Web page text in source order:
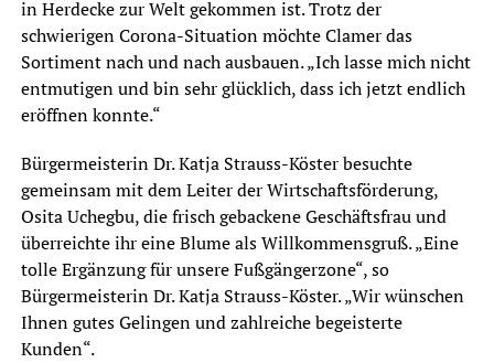
in Herdecke zur Welt gekommen ist. Trotz der
schwierigen Corona-Situation möchte Clamer das
Sortiment nach und nach ausbauen. „Ich lasse mich nicht
entmutigen und bin sehr glücklich, dass ich jetzt endlich
eröffnen konnte.“
Bürgermeisterin Dr. Katja Strauss-Köster besuchte
gemeinsam mit dem Leiter der Wirtschaftsförderung,
Osita Uchegbu, die frisch gebackene Geschäftsfrau und
überreichte ihr eine Blume als Willkommensgruß. „Eine
tolle Ergänzung für unsere Fußgängerzone“, so
Bürgermeisterin Dr. Katja Strauss-Köster. „Wir wünschen
Ihnen gutes Gelingen und zahlreiche begeisterte
Kunden“.